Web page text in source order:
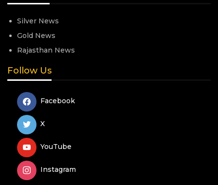
Silver News
Gold News
Rajasthan News
Follow Us
Facebook
X
YouTube
Instagram